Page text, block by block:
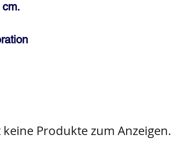
cm.
keine Produkte zum Anzeigen.